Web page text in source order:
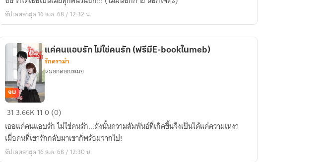
เป็น
เมีย
ใน
นิยาย
ของ
คน
อื่น
(ฟรี
มีE-
bookในmeb)
อัปเดตล่าสุด 16 ส.ค. 68 / 12:32 น.
แค่
แอบ
รัก
ไม่ใช่
จบ
แค่คนแอบรัก ไม่ใช่คนรัก (ฟรีมีE-bookในmeb)
รักดราม่า
หมอกดอกเหมย
31 3.66K 110 (0)
เธอแค่คนแอบรัก ไม่ใช่คนรัก...ดังนั้นความสัมพันธ์ที่เกิดขึ้นจึงเป็นได้แค่ความเหงา
เมื่อคนที่เขารักกลับมาเขาก็พร้อมจากไป!
อัปเดตล่าสุด 16 ส.ค. 68 / 12:30 น.